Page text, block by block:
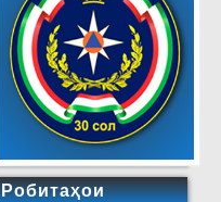
Робитаҳои